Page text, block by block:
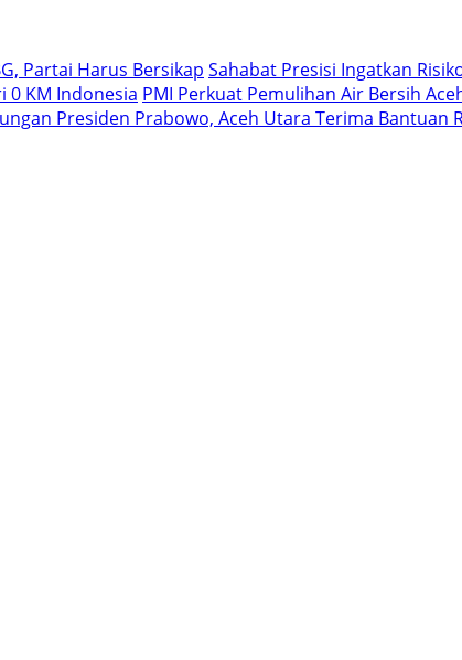
Partai Harus Bersikap Sahabat Presisi Ingatkan
0 KM Indonesia PMI Perkuat Pemulihan Air Bersih
Presiden Prabowo, Aceh Utara Terima Bantuan